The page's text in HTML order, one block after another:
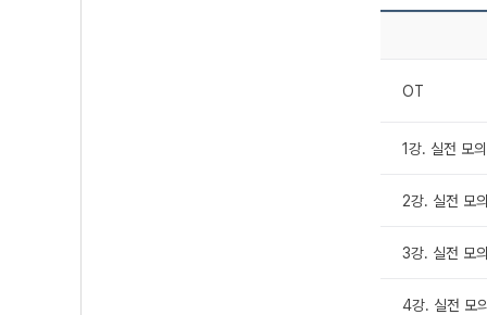
OT
1강. 실전 모
2강. 실전 모
3강. 실전 모
4강. 실전 모